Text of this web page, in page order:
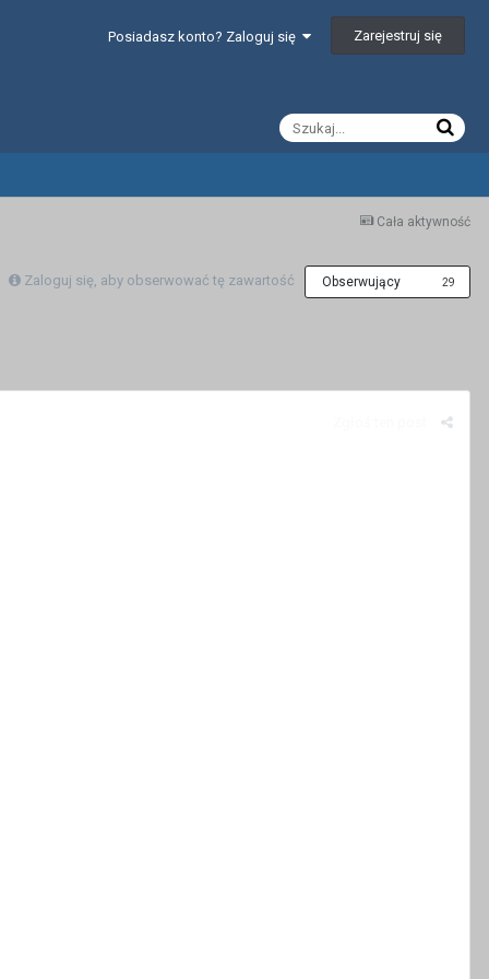
Posiadasz konto? Zaloguj się Zarejestruj się
Cała aktywność
Zaloguj się, aby obserwować tę zawartość Obserwujący 29